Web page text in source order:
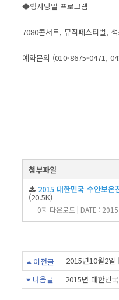
◆행사당일 프로그램
7080콘서트, 뮤직페스티벌,
예약문의 (010-8675-0471,
첨부파일
2015 대한민국 수안보
(20.5K)
0회 다운로드 | DATE :
이전글 2015년10월2
다음글